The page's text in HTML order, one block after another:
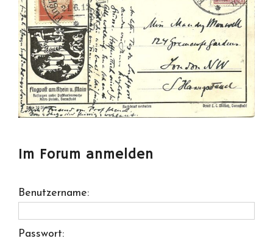
Im Forum anmelden
Benutzername:
Passwort: